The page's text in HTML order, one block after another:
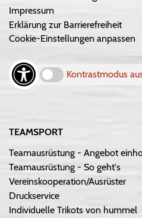
Impressum
Erklärung zur Barrierefreiheit
Cookie-Einstellungen anpassen
Kontrastmodus
TEAMSPORT
Teamausrüstung - Angebot
Teamausrüstung - So geht's
Vereinskooperation/Ausrüster
Druckservice
Individuelle Trikots von hummel